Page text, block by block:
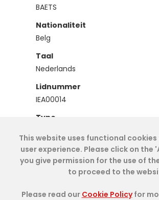
BAETS
Nationaliteit
Belg
Taal
Nederlands
Lidnummer
IEA00014
Type
Cookie Policy- IAE-IEA2026-My
This website uses functional
user experience. Please click on the
you give permission for the use of
to proceed to the
Please read our Cookie Policyfor